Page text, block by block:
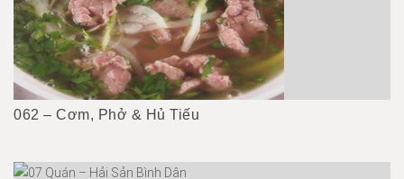
062 – Cơm, Phở & Hủ Tiếu